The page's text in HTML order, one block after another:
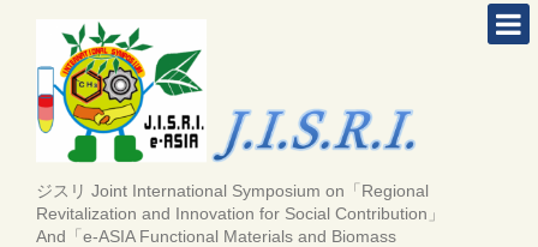
ジスリ Joint International Symposium on「Regional
Revitalization and Innovation for Social Contribution」
And「e-ASIA Functional Materials and Biomass